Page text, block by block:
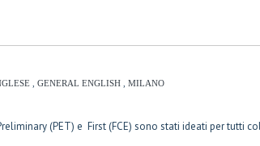
GENERAL ENGLISH MILANO
(PET) e First (FCE) sono stati ideati per tutti